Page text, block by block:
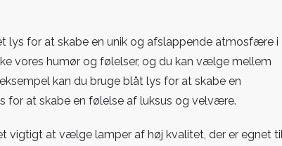
lys for at skabe en unik og afslappende atmosfære i
vores humør og følelser, og du kan vælge mellem
kan du bruge blåt lys for at skabe en
at skabe en følelse af luksus og velvære.
vigtigt at vælge lamper af høj kvalitet, der er egnet